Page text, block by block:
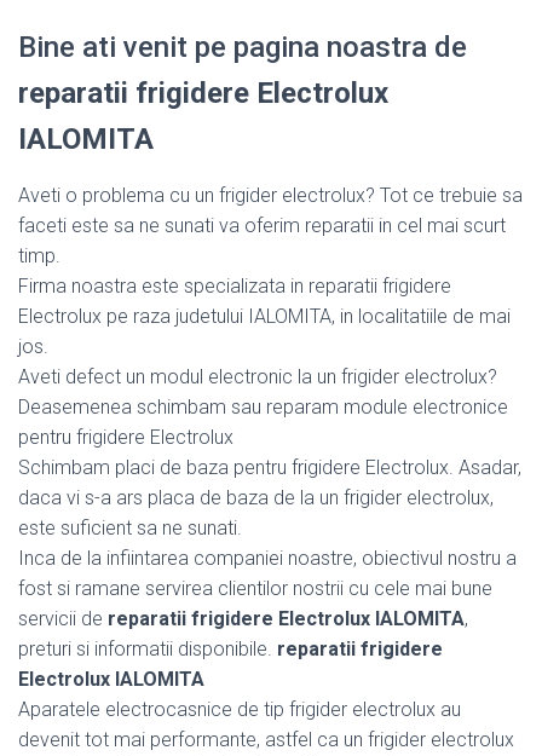
Bine ati venit pe pagina noastra de
reparatii frigidere Electrolux
IALOMITA
Aveti o problema cu un frigider electrolux? Tot ce trebuie sa
faceti este sa ne sunati va oferim reparatii in cel mai scurt
timp.
Firma noastra este specializata in reparatii frigidere
Electrolux pe raza judetului IALOMITA, in localitatiile de mai
jos.
Aveti defect un modul electronic la un frigider electrolux?
Deasemenea schimbam sau reparam module electronice
pentru frigidere Electrolux
Schimbam placi de baza pentru frigidere Electrolux. Asadar,
daca vi s-a ars placa de baza de la un frigider electrolux,
este suficient sa ne sunati.
Inca de la infiintarea companiei noastre, obiectivul nostru a
fost si ramane servirea clientilor nostrii cu cele mai bune
servicii de reparatii frigidere Electrolux IALOMITA,
preturi si informatii disponibile. reparatii frigidere
Electrolux IALOMITA
Aparatele electrocasnice de tip frigider electrolux au
devenit tot mai performante, astfel ca un frigider electrolux